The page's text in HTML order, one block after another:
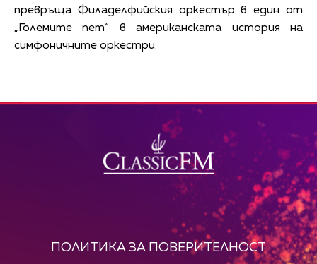
превръща Филаделфийския оркестър в един от
„Големите пет“ в американската история на
симфоничните оркестри.
ПОЛИТИКА ЗА ПОВЕРИТЕЛНОСТ